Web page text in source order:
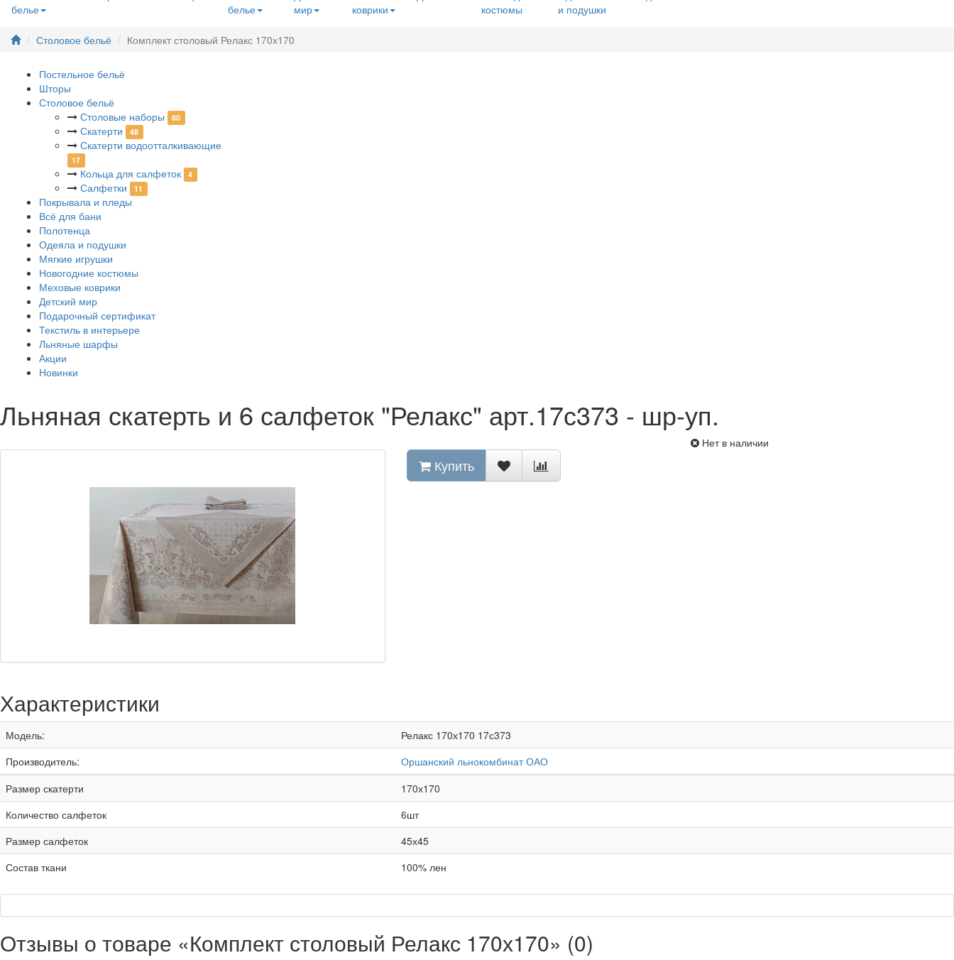
белье
белье
мир
коврики
костюмы
и подушки
Столовое бельё Комплект столовый Релакс 170х170
Постельное бельё
Шторы
Столовое бельё
Столовые наборы
80
Скатерти 48
Скатерти водоотталкивающие
17
Кольца для салфеток 4
Салфетки 11
Покрывала и пледы
Всё для бани
Полотенца
Одеяла и подушки
Мягкие игрушки
Новогодние костюмы
Меховые коврики
Детский мир
Подарочный сертификат
Текстиль в интерьере
Льняные шарфы
Акции
Новинки
Льняная скатерть и 6 салфеток "Релакс" арт.17с373 - шр-уп.
Нет в наличии
Купить
Характеристики
Модель:
Релакс 170х170 17с373
Производитель:
Оршанский льнокомбинат ОАО
Размер скатерти
170х170
Количество салфеток
6шт
Размер салфеток
45х45
Состав ткани
100% лен
Отзывы о товаре «Комплект столовый Релакс 170х170» (0)